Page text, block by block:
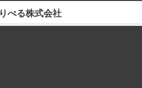
りべる株式会社